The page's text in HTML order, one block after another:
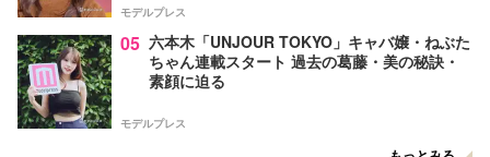
モデルプレス
05 六本木「UNJOUR TOKYO」キャバ嬢・ねぶた
ちゃん連載スタート 過去の葛藤・美の秘訣・
素顔に迫る
モデルプレス